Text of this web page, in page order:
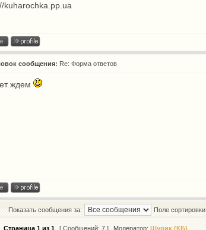
kuharochka.pp.ua
сообщения: Re: Форма ответов
ждем
Показать сообщения за: Поле сортировки
Страница1 из1 [ Сообщений: 7 ] Модератор:Шурик (КБ)